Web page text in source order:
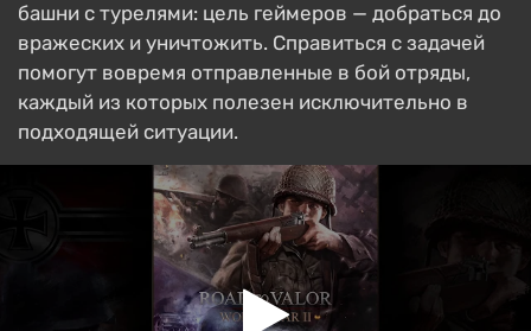
башни с турелями: цель геймеров — добраться до
вражеских и уничтожить. Справиться с задачей
помогут вовремя отправленные в бой отряды,
каждый из которых полезен исключительно в
подходящей ситуации.